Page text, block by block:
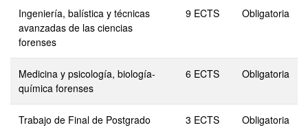
Ingeniería, balística y técnicas
avanzadas de las ciencias
forenses
9 ECTS Obligatoria
Medicina y psicología, biología-
química forenses
6 ECTS Obligatoria
Trabajo de Final de Postgrado 3 ECTS Obligatoria